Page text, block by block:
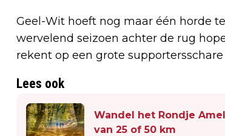
Geel-Wit hoeft nog maar één horde
wervelend seizoen achter de rug
rekent op een grote
Lees ook
Wandel het Rondje
van 25 of 50 km